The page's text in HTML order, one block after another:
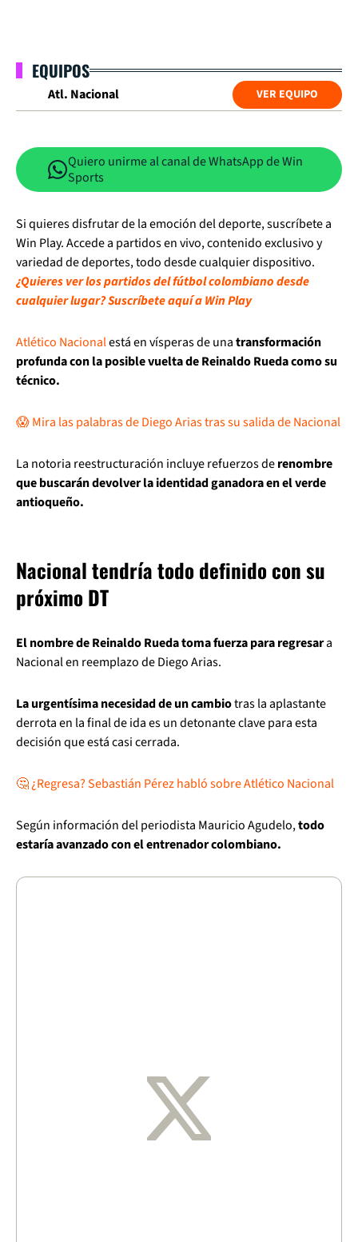
EQUIPOS
Atl. Nacional VER EQUIPO
Quiero unirme al canal de WhatsApp de Win
Sports
Si quieres disfrutar de la emoción del deporte, suscríbete a
Win Play. Accede a partidos en vivo, contenido exclusivo y
variedad de deportes, todo desde cualquier dispositivo.
¿Quieres ver los partidos del fútbol colombiano desde
cualquier lugar? Suscríbete aquí a Win Play
Atlético Nacionalestá en vísperas de unatransformación
profunda con la posible vuelta de Reinaldo Rueda como su
técnico.
😱 Mira las palabras de Diego Arias tras su salida de Nacional
La notoria reestructuración incluye refuerzos derenombre
que buscarán devolver la identidad ganadora en el verde
antioqueño.
Nacional tendría todo definido con su
próximo DT
El nombre de Reinaldo Rueda toma fuerza para regresara
Nacional en reemplazo de Diego Arias.
La urgentísima necesidad de un cambiotras la aplastante
derrota en la final de ida es un detonante clave para esta
decisión que está casi cerrada.
🤔 ¿Regresa? Sebastián Pérez habló sobre Atlético Nacional
Según información del periodista Mauricio Agudelo,todo
estaría avanzado con el entrenador colombiano.